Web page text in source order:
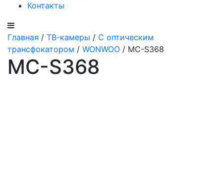
Контакты
Главная / ТВ-камеры / С оптическим
трансфокатором / WONWOO / MC-S368
MC-S368